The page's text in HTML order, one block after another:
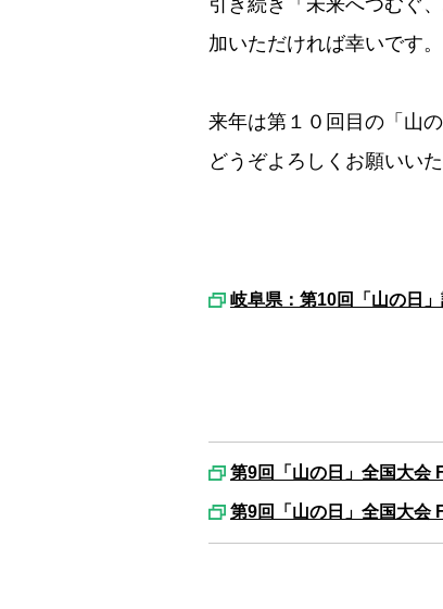
引き続き「未来へつむぐ
加いただければ幸いです。
来年は第１０回目の「山
どうぞよろしくお願いいた
岐阜県：第10回「山の日
第9回「山の日」全国大
第9回「山の日」全国大